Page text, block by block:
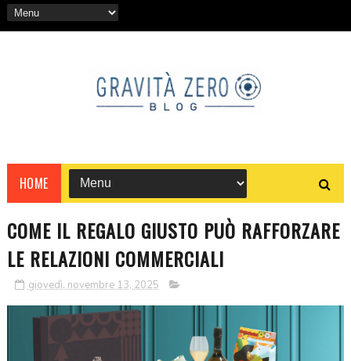
HOME
COME IL REGALO GIUSTO PUÒ RAFFORZARE
LE RELAZIONI COMMERCIALI
giovedì, novembre 13, 2025